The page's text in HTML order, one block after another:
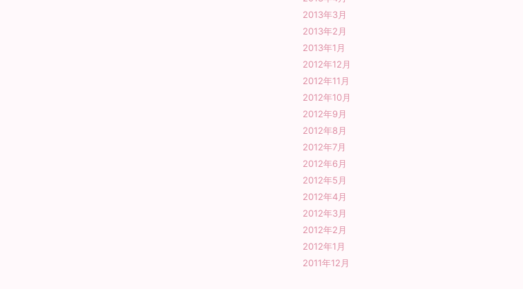
2013年3月
2013年2月
2013年1月
2012年12月
2012年11月
2012年10月
2012年9月
2012年8月
2012年7月
2012年6月
2012年5月
2012年4月
2012年3月
2012年2月
2012年1月
2011年12月